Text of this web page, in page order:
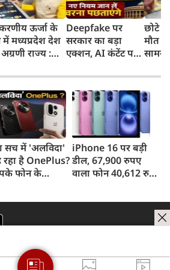
ऊर्जा के
में मध्यप्रदेश देश
राज्य :
Deepfake पर
सरकार का बड़ा
एक्शन, AI कंटेंट पर
गैरकानूनी सामग्री अब
3 घंटे में हटानी होगी,
नए नियम जान लें
वरना पछताएंगे
छोटे
मौत के
सामने
फरार
पत्नी
सच में 'अलविदा'
है OnePlus?
फोन के
iPhone 16 पर बड़ी
डील, 67,900 रुपए
वाला फोन 40,612 रुपए